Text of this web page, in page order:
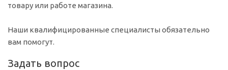
товару или работе магазина.
Наши квалифицированные специалисты обязательно
вам помогут.
Задать вопрос